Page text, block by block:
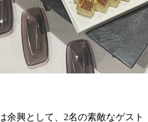
余興として、2名の素敵なゲスト